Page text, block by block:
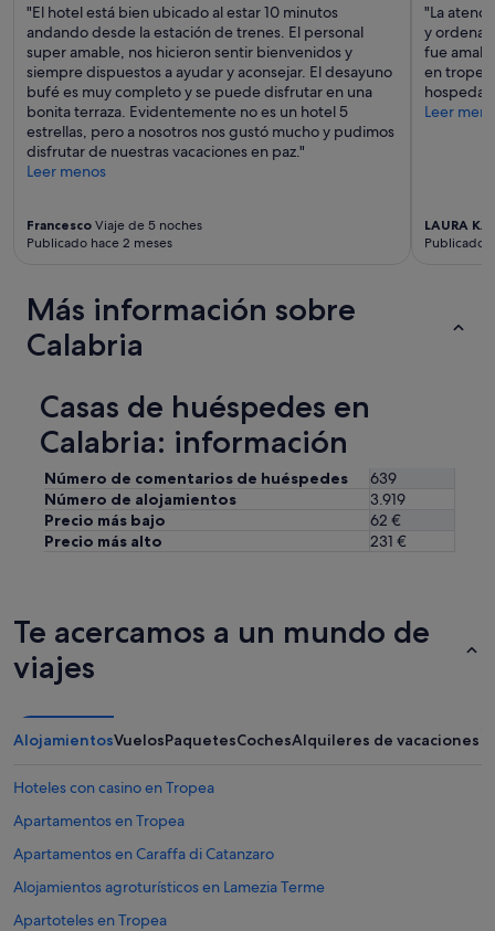
"El hotel está bien ubicado al estar 10 minutos
andando desde la estación de trenes. El personal
super amable, nos hicieron sentir bienvenidos y
siempre dispuestos a ayudar y aconsejar. El desayuno
bufé es muy completo y se puede disfrutar en una
bonita terraza. Evidentemente no es un hotel 5
estrellas, pero a nosotros nos gustó mucho y pudimos
disfrutar de nuestras vacaciones en paz."
Leer menos
Francesco Viaje de 5 noches
Publicado hace 2 meses
"La
y
fue
en
Leer
LAURA
Publicado
Más información sobre
Calabria
Casas de huéspedes en
Calabria: información
Número de comentarios de huéspedes
639
Número de alojamientos
3.919
Precio más bajo
62 €
Precio más alto
231 €
Te acercamos a un mundo de
viajes
AlojamientosVuelosPaquetesCochesAlquileres de vacaciones
Hoteles con casino en Tropea
Apartamentos en Tropea
Apartamentos en Caraffa di Catanzaro
Alojamientos agroturísticos en Lamezia Terme
Apartoteles en Tropea